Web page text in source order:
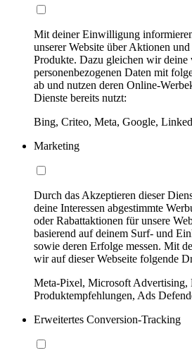
Mit deiner Einwilligung
unserer Website über Aktionen
Produkte. Dazu gleichen wir deine
personenbezogenen Daten mit
ab und nutzen deren Online-
Dienste bereits nutzt:
Bing, Criteo, Meta, Google,
Marketing
Durch das Akzeptieren dieser
deine Interessen abgestimmte
oder Rabattaktionen für unsere
basierend auf deinem Surf- und
sowie deren Erfolge messen. Mit
wir auf dieser Webseite folgende
Meta-Pixel, Microsoft Advertising,
Produktempfehlungen, Ads
Erweitertes Conversion-Tracking